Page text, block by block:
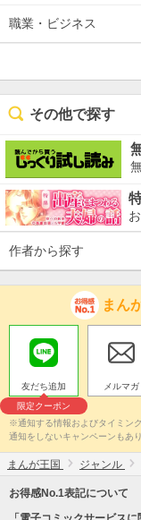
職業・ビジネス
その他で探す
作者から探す
まん
友だち追加
限定クーポン
メルマガ
※通知する情報およびタイミン
通知をしないキャンペーンもあ
まんが王国 ジャンル
お得感No.1表記について